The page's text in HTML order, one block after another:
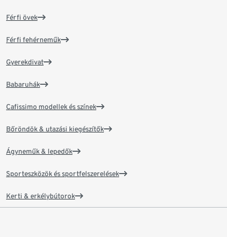
Férfi övek
Férfi fehérneműk
Gyerekdivat
Babaruhák
Cafissimo modellek és színek
Bőröndök & utazási kiegészítők
Ágyneműk & lepedők
Sporteszközök és sportfelszerelések
Kerti & erkélybútorok